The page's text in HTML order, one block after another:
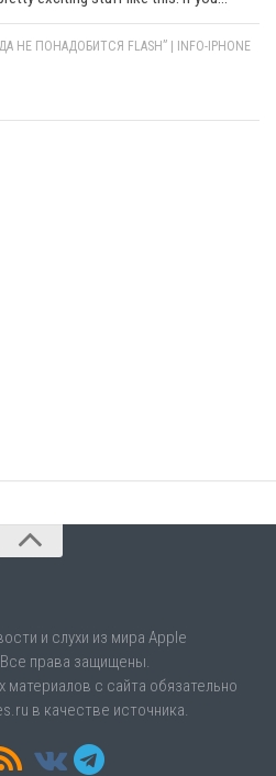
НЕ ПОНАДОБИТСЯ FLASH” | INFO-IPHONE
и слухи из мира Apple
права защищены.
с сайта обязательно
в качестве источника.